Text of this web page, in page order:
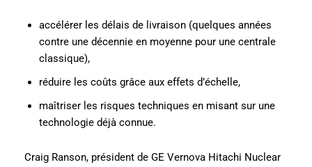
accélérer les délais de livraison (quelques années
contre une décennie en moyenne pour une centrale
classique),
réduire les coûts grâce aux effets d’échelle,
maîtriser les risques techniques en misant sur une
technologie déjà connue.
Craig Ranson, président de GE Vernova Hitachi Nuclear